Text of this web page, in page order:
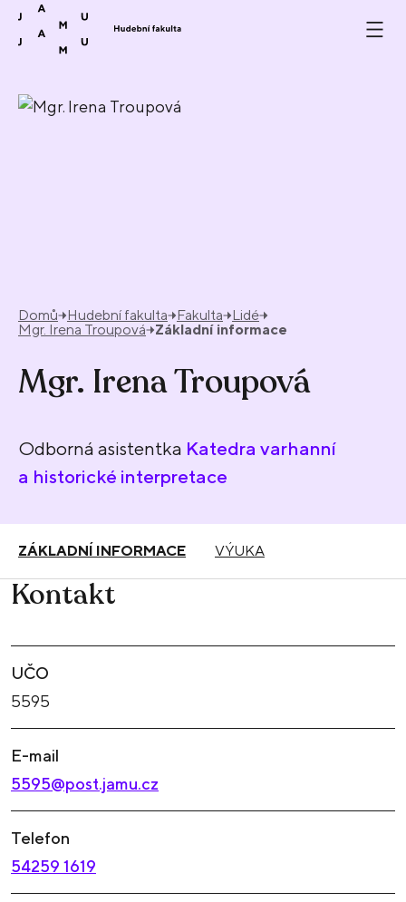
Přeskočit na obsah
Domů Hudební fakulta Fakulta
Lidé
Mgr. Irena Troupová
Základní informace
Mgr. Irena Troupová
Odborná asistentka Katedra varhanní
a historické interpretace
ZÁKLADNÍ INFORMACE VÝUKA
Kontakt
UČO
5595
E-mail
5595@post.jamu.cz
Telefon
54259 1619